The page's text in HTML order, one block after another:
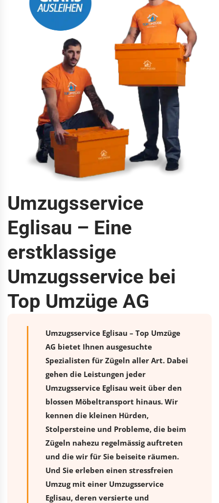
Umzugsservice
Eglisau – Eine
erstklassige
Umzugsservice bei
Top Umzüge AG
Umzugsservice Eglisau – Top Umzüge
AG bietet Ihnen ausgesuchte
Spezialisten für Zügeln aller Art. Dabei
gehen die Leistungen jeder
Umzugsservice Eglisau weit über den
blossen Möbeltransport hinaus. Wir
kennen die kleinen Hürden,
Stolpersteine und Probleme, die beim
Zügeln nahezu regelmässig auftreten
und die wir für Sie beiseite räumen.
Und Sie erleben einen stressfreien
Umzugmit einer Umzugsservice
Eglisau, deren versierte und